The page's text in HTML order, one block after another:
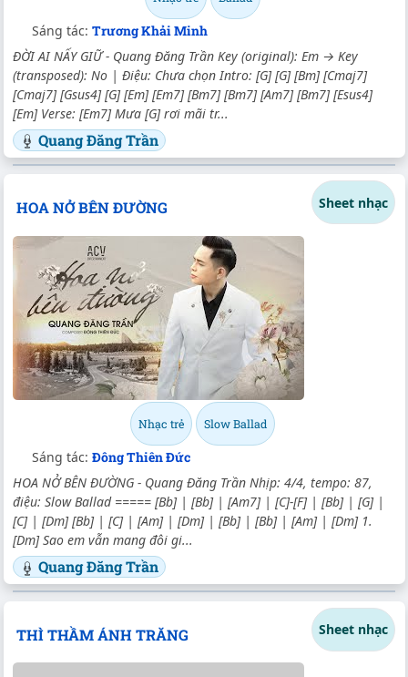
Sáng tác: Trương Khải Minh
ĐỜI AI NẤY GIỮ - Quang Đăng Trần Key (original): Em → Key
(transposed): No | Điệu: Chưa chọn Intro: [G] [G] [Bm] [Cmaj7]
[Cmaj7] [Gsus4] [G] [Em] [Em7] [Bm7] [Bm7] [Am7] [Bm7] [Esus4]
[Em] Verse: [Em7] Mưa [G] rơi mãi tr...
Quang Đăng Trần
HOA NỞ BÊN ĐƯỜNG Sheet nhạc
Nhạc trẻ Slow Ballad
Sáng tác: Đông Thiên Đức
HOA NỞ BÊN ĐƯỜNG - Quang Đăng Trần Nhịp: 4/4, tempo: 87,
điệu: Slow Ballad ===== [Bb] | [Bb] | [Am7] | [C]-[F] | [Bb] | [G] |
[C] | [Dm] [Bb] | [C] | [Am] | [Dm] | [Bb] | [Bb] | [Am] | [Dm] 1.
[Dm] Sao em vẫn mang đôi gi...
Quang Đăng Trần
THÌ THẦM ÁNH TRĂNG Sheet nhạc